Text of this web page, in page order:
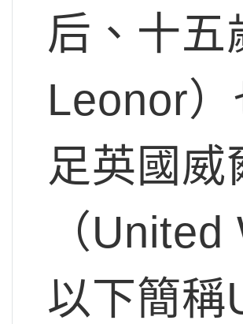
后、十
Leonor
足英國
（
以下簡稱